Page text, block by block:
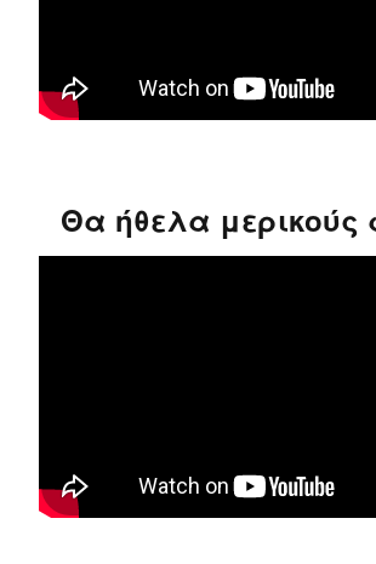
Θα ήθελα μερικούς